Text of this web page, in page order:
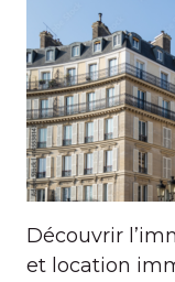
Découvrir
et location